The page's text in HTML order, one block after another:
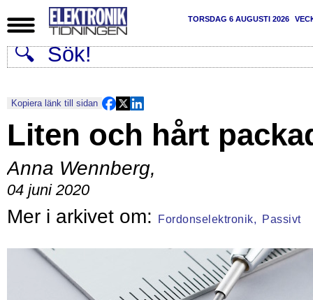
TORSDAG 6 AUGUSTI 2026
Kopiera länk till sidan
Liten och hårt
Anna Wennberg,
04 juni 2020
Fordonselektronik, Passivt